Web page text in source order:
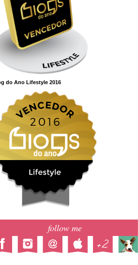
do Ano Lifestyle 2016
follow me